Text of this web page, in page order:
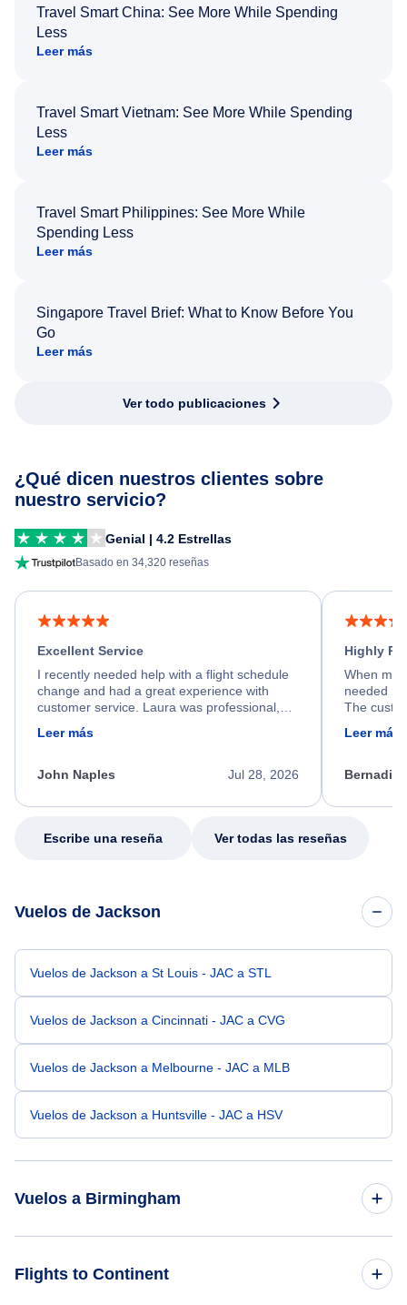
Travel Smart China: See More While Spending
Less
Leer más
Travel Smart Vietnam: See More While Spending
Less
Leer más
Travel Smart Philippines: See More While
Spending Less
Leer más
Singapore Travel Brief: What to Know Before You
Go
Leer más
Ver todo publicaciones
¿Qué dicen nuestros clientes sobre
nuestro servicio?
Genial | 4.2 Estrellas
Basado en 34,320 reseñas
Excellent Service
I recently needed help with a flight schedule
change and had a great experience with
customer service. Laura was professional,
friendly, and very helpful throughout the
process. She quickly found a solution and
appreciate her excellent service.
Leer más
Jul 28, 2026
John Naples
Highly
When my
needed
The
calm,
my issue.
Leer más
Escribe una reseña Ver todas las reseñas
Vuelos de Jackson
Vuelos de Jackson a St Louis - JAC a STL
Vuelos de Jackson a Cincinnati - JAC a CVG
Vuelos de Jackson a Melbourne - JAC a MLB
Vuelos de Jackson a Huntsville - JAC a HSV
Vuelos a Birmingham
Flights to Continent